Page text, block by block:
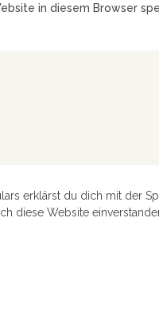
in diesem Browser
erklärst du dich mit der
diese Website